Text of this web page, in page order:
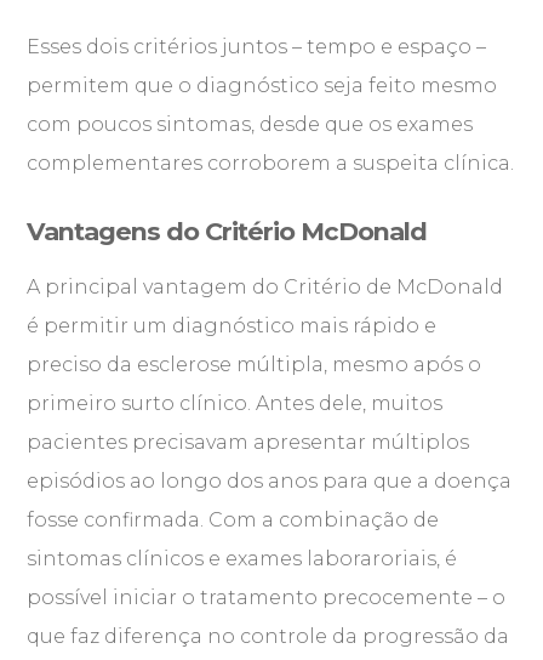
Esses dois critérios juntos – tempo e espaço –
permitem que o diagnóstico seja feito mesmo
com poucos sintomas, desde que os exames
complementares corroborem a suspeita clínica.
Vantagens do Critério McDonald
A principal vantagem do Critério de McDonald
é permitir um diagnóstico mais rápido e
preciso da esclerose múltipla, mesmo após o
primeiro surto clínico. Antes dele, muitos
pacientes precisavam apresentar múltiplos
episódios ao longo dos anos para que a doença
fosse confirmada. Com a combinação de
sintomas clínicos e exames laboraroriais, é
possível iniciar o tratamento precocemente – o
que faz diferença no controle da progressão da